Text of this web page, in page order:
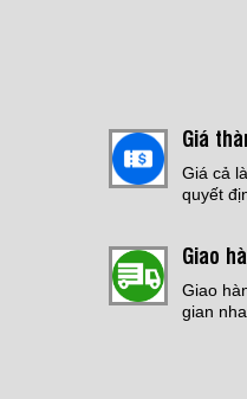
Giá
Giá cả
quyết
Giao
Giao
gian